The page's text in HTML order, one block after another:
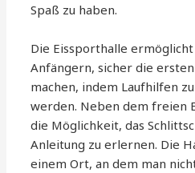
Spaß zu haben.
Die Eissporthalle
Anfängern, sicher die
machen, indem Laufhilfen
werden. Neben dem freien
die Möglichkeit, das
Anleitung zu erlernen. Die
einem Ort, an dem man